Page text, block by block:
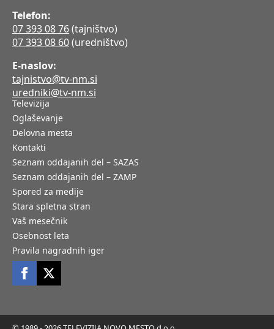
Telefon:
07 393 08 76(tajništvo)
07 393 08 60(uredništvo)
E-naslov:
tajnistvo@tv-nm.si
uredniki@tv-nm.si
Televizija
Oglaševanje
Delovna mesta
Kontakti
Seznam oddajanih del – SAZAS
Seznam oddajanih del – ZAMP
Spored za medije
Stara spletna stran
Vaš mesečnik
Osebnost leta
Pravila nagradnih iger